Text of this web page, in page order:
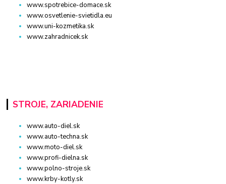
www.spotrebice-domace.sk
www.osvetlenie-svietidla.eu
www.uni-kozmetika.sk
www.zahradnicek.sk
STROJE, ZARIADENIE
www.auto-diel.sk
www.auto-techna.sk
www.moto-diel.sk
www.profi-dielna.sk
www.polno-stroje.sk
www.krby-kotly.sk